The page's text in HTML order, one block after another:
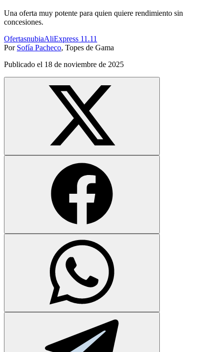
Una oferta muy potente para quien quiere rendimiento sin
concesiones.
OfertasnubiaAliExpress 11.11
Por Sofía Pacheco, Topes de Gama
Publicado el 18 de noviembre de 2025